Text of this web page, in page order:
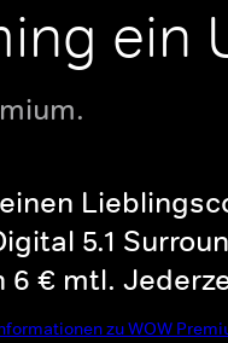
ein
5.1
6 € mtl.
zu WOW